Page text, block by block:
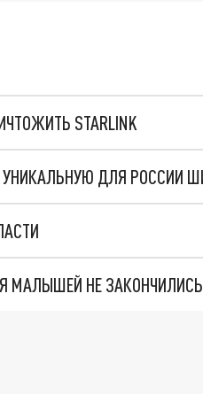
STARLINK
МАЛЫШЕЙ НЕ ЗАКОНЧИЛИСЬ